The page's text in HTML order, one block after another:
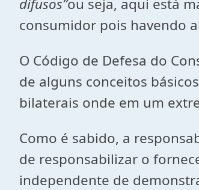
difusos”ou seja, aqui está
consumidor pois havendo
O Código de Defesa do
de alguns conceitos
bilaterais onde em um
Como é sabido, a
de responsabilizar o
independente de